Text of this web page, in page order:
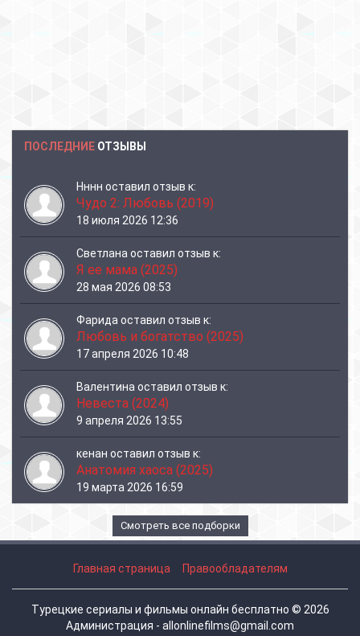
ПОСЛЕДНИЕ ОТЗЫВЫ
Нннн оставил отзыв к:
Чудо 2: Любовь (2019)
18 июля 2026 12:36
Светлана оставил отзыв к:
Я ее мама (2025)
28 мая 2026 08:53
Фарида оставил отзыв к:
Любовь и богатство (2025)
17 апреля 2026 10:48
Валентина оставил отзыв к:
Невеста (2024)
9 апреля 2026 13:55
кенан оставил отзыв к:
Анатомия хаоса (2025)
19 марта 2026 16:59
Смотреть все подборки
Главная страница Правообладателям
Турецкие сериалы и фильмы онлайн бесплатно © 2026
Администрация - allonlinefilms@gmail.com